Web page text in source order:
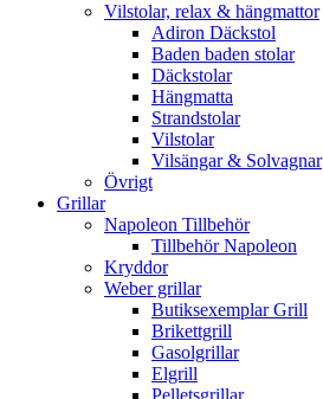
Vilstolar, relax & hängmattor
Adiron Däckstol
Baden baden stolar
Däckstolar
Hängmatta
Strandstolar
Vilstolar
Vilsängar & Solvagnar
Övrigt
Grillar
Napoleon Tillbehör
Tillbehör Napoleon
Kryddor
Weber grillar
Butiksexemplar Grill
Brikettgrill
Gasolgrillar
Elgrill